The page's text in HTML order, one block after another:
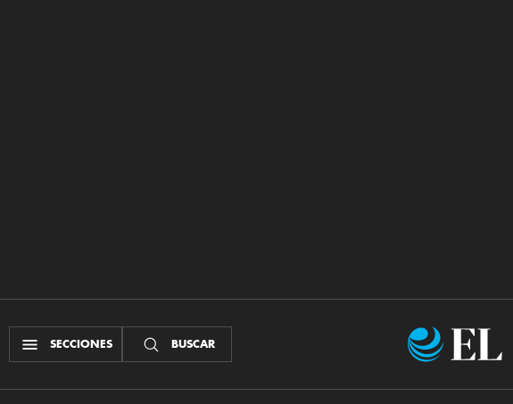
SECCIONES BUSCAR